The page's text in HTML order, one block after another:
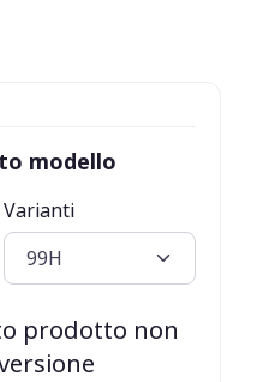
modello
Varianti
prodotto non